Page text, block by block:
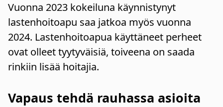
Vuonna 2023 kokeiluna käynnistynyt
lastenhoitoapu saa jatkoa myös vuonna
2024. Lastenhoitoapua käyttäneet perheet
ovat olleet tyytyväisiä, toiveena on saada
rinkiin lisää hoitajia.
Vapaus tehdä rauhassa asioita